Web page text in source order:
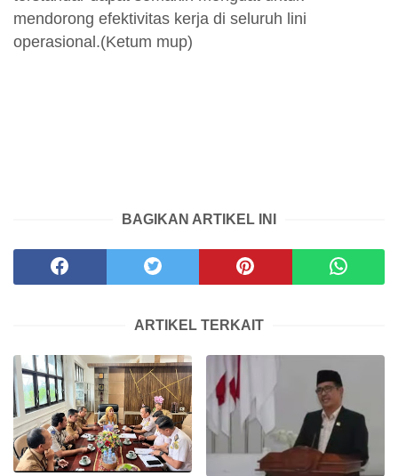
mendorong efektivitas kerja di seluruh lini
operasional.(Ketum mup)
BAGIKAN ARTIKEL INI
ARTIKEL TERKAIT